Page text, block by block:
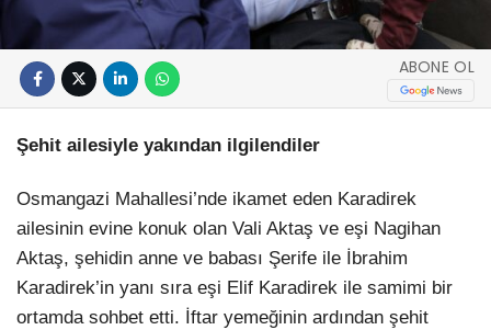
ABONE OL
Şehit ailesiyle yakından ilgilendiler
Osmangazi Mahallesi’nde ikamet eden Karadirek
ailesinin evine konuk olan Vali Aktaş ve eşi Nagihan
Aktaş, şehidin anne ve babası Şerife ile İbrahim
Karadirek’in yanı sıra eşi Elif Karadirek ile samimi bir
ortamda sohbet etti. İftar yemeğinin ardından şehit